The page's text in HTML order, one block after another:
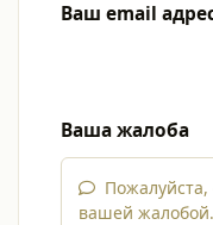
Ваш email
Ваша жалоба
вашей жалобой.